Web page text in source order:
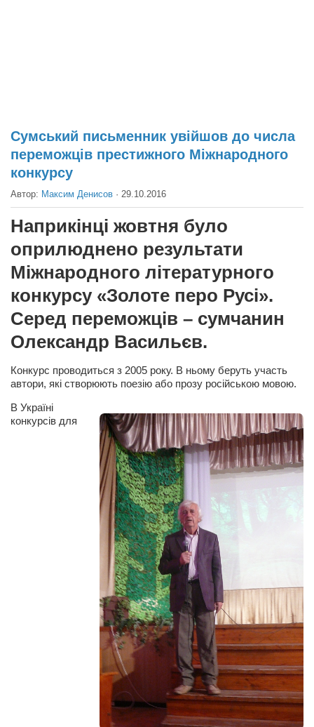
Выборы
Деньги
Традиции
Опросы
Экология
Здоровье
Здоровый образ жизни
Сам себе доктор
Активный отдых
Курьезы
Арт-менеджеры
Лариса Ильченко
Орест Коваль
Тамара Кубракова
Елена Мельник
Вера Паненко
Семён Салатенко
Сергей Шепилов
Валентин Бурый
Артём Мяус
Александра Сокол
Владимир Айзенберг
Сумський письменник увійшов до числа
переможців престижного Міжнародного
конкурсу
Автор: Максим Денисов · 29.10.2016
Наприкінці жовтня було
оприлюднено результати
Міжнародного літературного
конкурсу «Золоте перо Русі».
Серед переможців – сумчанин
Олександр Васильєв.
Конкурс проводиться з 2005 року. В ньому беруть участь
автори, які створюють поезію або прозу російською мовою.
В Україні
конкурсів для